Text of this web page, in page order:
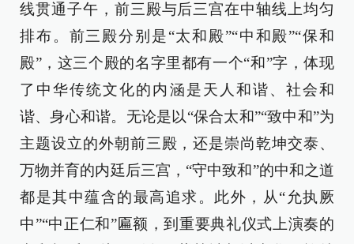
线贯通子午，前三殿与后三宫在中轴线上均匀
排布。前三殿分别是“太和殿”“中和殿”“保和
殿”，这三个殿的名字里都有一个“和”字，体现
了中华传统文化的内涵是天人和谐、社会和
谐、身心和谐。无论是以“保合太和”“致中和”为
主题设立的外朝前三殿，还是崇尚乾坤交泰、
万物并育的内廷后三宫，“守中致和”的中和之道
都是其中蕴含的最高追求。此外，从“允执厥
中”“中正仁和”匾额，到重要典礼仪式上演奏的